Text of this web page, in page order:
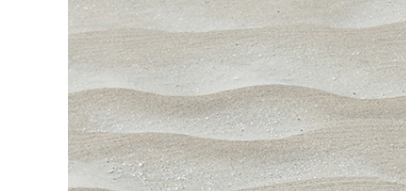
Servizi
Migliori
Deal